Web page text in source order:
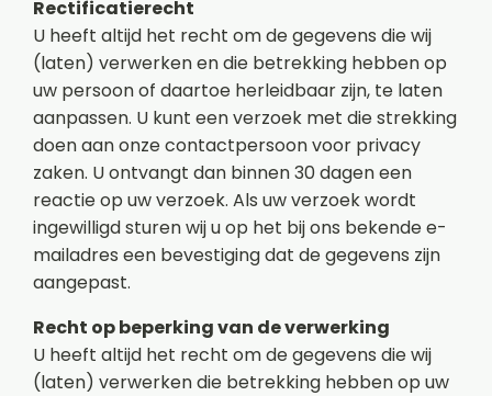
Rectificatierecht
U heeft altijd het recht om de gegevens die wij
(laten) verwerken en die betrekking hebben op
uw persoon of daartoe herleidbaar zijn, te laten
aanpassen. U kunt een verzoek met die strekking
doen aan onze contactpersoon voor privacy
zaken. U ontvangt dan binnen 30 dagen een
reactie op uw verzoek. Als uw verzoek wordt
ingewilligd sturen wij u op het bij ons bekende e-
mailadres een bevestiging dat de gegevens zijn
aangepast.
Recht op beperking van de verwerking
U heeft altijd het recht om de gegevens die wij
(laten) verwerken die betrekking hebben op uw